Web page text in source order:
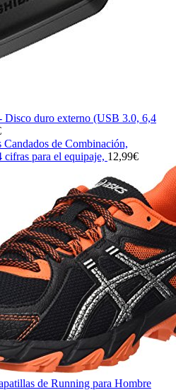
Disco duro externo (USB 3.0, 6,4
de Combinación,
para el equipaje, 12,99€
de Running para Hombre